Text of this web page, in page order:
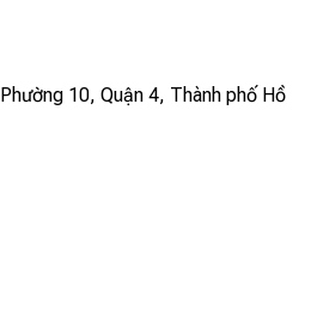
10, Quận 4, Thành phố Hồ